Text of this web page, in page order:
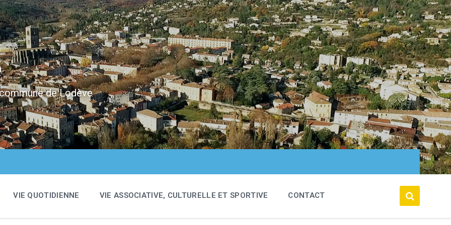
de Lodève
VIE QUOTIDIENNE VIE ASSOCIATIVE, CULTURELLE ET SPORTIVE CONTACT